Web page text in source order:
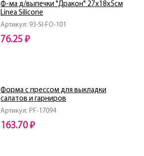
Артикул: 93-SI-FO-101
Ф-ма д/выпечки "Дракон" 27х18х5см
Linea Silicone
76.25 ₽
Артикул: PF-17094
Форма с прессом для выкладки
салатов и гарниров
163.70 ₽